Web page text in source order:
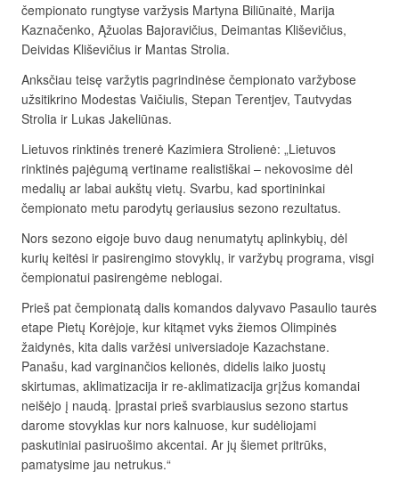
čempionato rungtyse varžysis Martyna Biliūnaitė, Marija
Kaznačenko, Ąžuolas Bajoravičius, Deimantas Kliševičius,
Deividas Kliševičius ir Mantas Strolia.
Anksčiau teisę varžytis pagrindinėse čempionato varžybose
užsitikrino Modestas Vaičiulis, Stepan Terentjev, Tautvydas
Strolia ir Lukas Jakeliūnas.
Lietuvos rinktinės trenerė Kazimiera Strolienė: „Lietuvos
rinktinės pajėgumą vertiname realistiškai – nekovosime dėl
medalių ar labai aukštų vietų. Svarbu, kad sportininkai
čempionato metu parodytų geriausius sezono rezultatus.
Nors sezono eigoje buvo daug nenumatytų aplinkybių, dėl
kurių keitėsi ir pasirengimo stovyklų, ir varžybų programa, visgi
čempionatui pasirengėme neblogai.
Prieš pat čempionatą dalis komandos dalyvavo Pasaulio taurės
etape Pietų Korėjoje, kur kitąmet vyks žiemos Olimpinės
žaidynės, kita dalis varžėsi universiadoje Kazachstane.
Panašu, kad varginančios kelionės, didelis laiko juostų
skirtumas, aklimatizacija ir re-aklimatizacija grįžus komandai
neišėjo į naudą. Įprastai prieš svarbiausius sezono startus
darome stovyklas kur nors kalnuose, kur sudėliojami
paskutiniai pasiruošimo akcentai. Ar jų šiemet pritrūks,
pamatysime jau netrukus.“